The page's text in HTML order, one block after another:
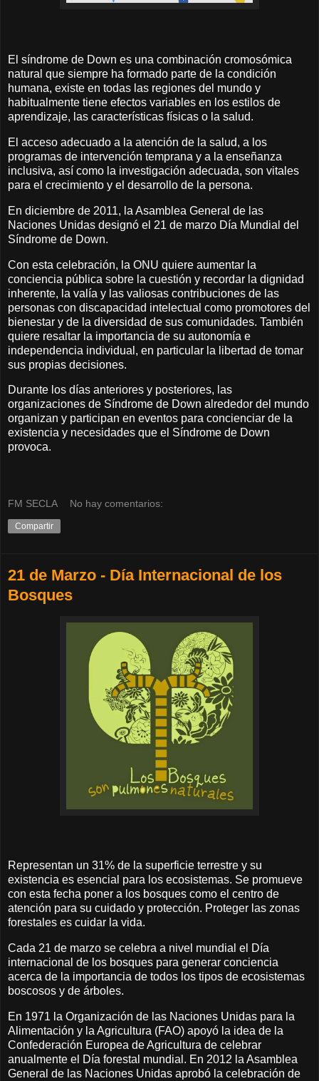
El síndrome de Down es una combinación cromosómica
natural que siempre ha formado parte de la condición
humana, existe en todas las regiones del mundo y
habitualmente tiene efectos variables en los estilos de
aprendizaje, las características físicas o la salud.
El acceso adecuado a la atención de la salud, a los
programas de intervención temprana y a la enseñanza
inclusiva, así como la investigación adecuada, son vitales
para el crecimiento y el desarrollo de la persona.
En diciembre de 2011, la Asamblea General de las
Naciones Unidas designó el 21 de marzo Día Mundial del
Síndrome de Down.
Con esta celebración, la ONU quiere aumentar la
conciencia pública sobre la cuestión y recordar la dignidad
inherente, la valía y las valiosas contribuciones de las
personas con discapacidad intelectual como promotores del
bienestar y de la diversidad de sus comunidades. También
quiere resaltar la importancia de su autonomía e
independencia individual, en particular la libertad de tomar
sus propias decisiones.
Durante los días anteriores y posteriores, las
organizaciones de Síndrome de Down alrededor del mundo
organizan y participan en eventos para concienciar de la
existencia y necesidades que el Síndrome de Down
provoca.
FM SECLA No hay comentarios:
Compartir
21 de Marzo - Día Internacional de los
Bosques
Representan un 31% de la superficie terrestre y su
existencia es esencial para los ecosistemas. Se promueve
con esta fecha poner a los bosques como el centro de
atención para su cuidado y protección. Proteger las zonas
forestales es cuidar la vida.
Cada 21 de marzo se celebra a nivel mundial el Día
internacional de los bosques para generar conciencia
acerca de la importancia de todos los tipos de ecosistemas
boscosos y de árboles.
En 1971 la Organización de las Naciones Unidas para la
Alimentación y la Agricultura (FAO) apoyó la idea de la
Confederación Europea de Agricultura de celebrar
anualmente el Día forestal mundial. En 2012 la Asamblea
General de las Naciones Unidas aprobó la celebración de